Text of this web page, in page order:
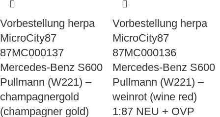
Vorbestellung herpa
MicroCity87
87MC000137
Mercedes-Benz S600
Pullmann (W221) –
champagnergold
(champagner gold)
Vorbestellung herpa
MicroCity87
87MC000136
Mercedes-Benz S600
Pullmann (W221) –
weinrot (wine red)
1:87 NEU + OVP